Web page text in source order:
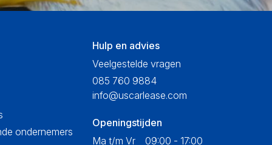
ondernemers
Hulp en advies
Veelgestelde vragen
085 760 9884
info@uscarlease.com
Openingstijden
Ma t/m Vr
09:00 - 17:00